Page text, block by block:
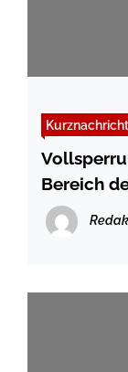
Bereich
21.01.2025